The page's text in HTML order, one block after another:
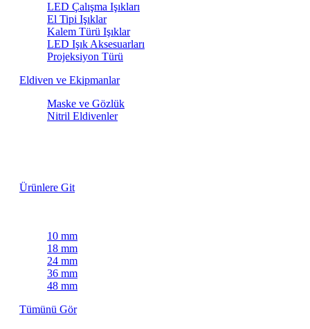
LED Çalışma Işıkları
El Tipi Işıklar
Kalem Türü Işıklar
LED Işık Aksesuarları
Projeksiyon Türü
Eldiven ve Ekipmanlar
Maske ve Gözlük
Nitril Eldivenler
Ürünlere Git
10 mm
18 mm
24 mm
36 mm
48 mm
Tümünü Gör